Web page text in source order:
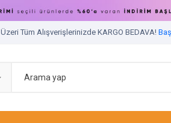
Tüm Alışverişlerinizde KARGO BEDAVA!